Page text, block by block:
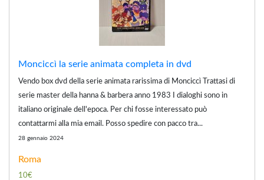
Monciccì la serie animata completa in dvd
Vendo box dvd della serie animata rarissima di Monciccì Trattasi di
serie master della hanna & barbera anno 1983 I dialoghi sono in
italiano originale dell'epoca. Per chi fosse interessato può
contattarmi alla mia email. Posso spedire con pacco tra...
28 gennaio 2024
Roma
10€